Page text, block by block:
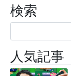
検索
人気記事